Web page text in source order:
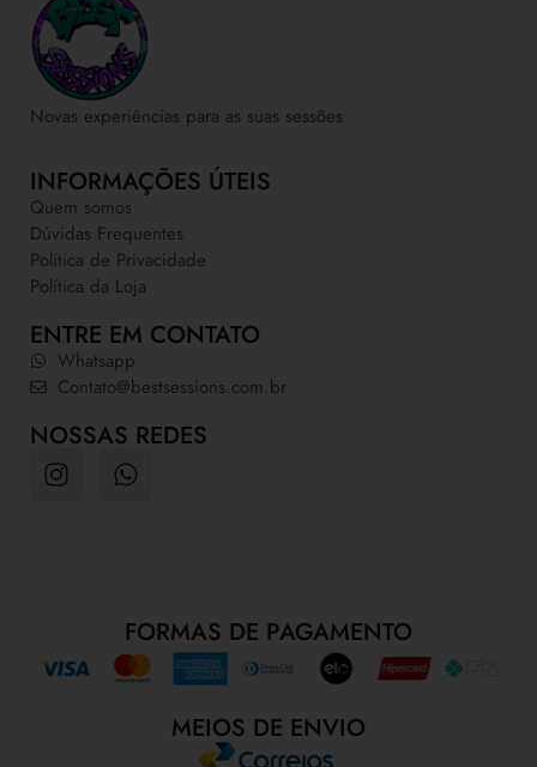
Novas experiências para as suas sessões
INFORMAÇÕES ÚTEIS
Quem somos
Dúvidas Frequentes
Política de Privacidade
Política da Loja
ENTRE EM CONTATO
Whatsapp
Contato@bestsessions.com.br
NOSSAS REDES
FORMAS DE PAGAMENTO
MEIOS DE ENVIO